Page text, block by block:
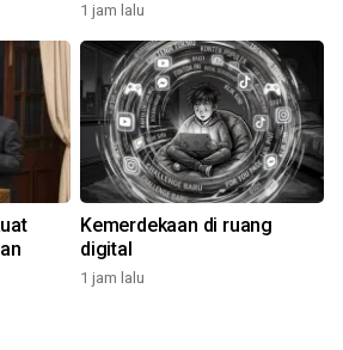
1 jam lalu
Kemerdekaan di ruang
digital
1 jam lalu